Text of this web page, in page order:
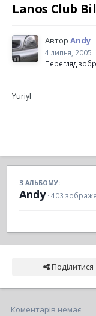
Lanos Club
Автор Andy
4 липня, 2005
Перегляд
YuriyI
З АЛЬБОМУ:
Andy · 403
Поділитися
Коментарів немає